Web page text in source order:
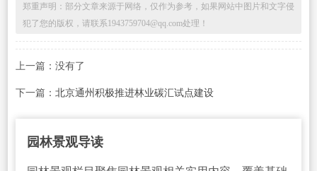
郑重声明：部分文章来源于网络，仅作为参考，如果网站中图片和文字侵
犯了您的版权，请联系1943759704@qq.com处理！
上一篇：没有了
下一篇： 北京通州积极推进林业碳汇试点建设
园林景观导读